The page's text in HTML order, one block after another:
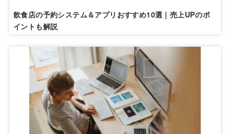
飲食店の予約システム＆アプリおすすめ10選｜売上UPのポ
イントも解説